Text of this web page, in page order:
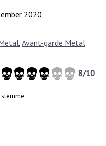
2020
Avant-garde Metal
8/10